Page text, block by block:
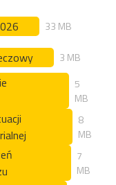
33 MB
3 MB
5
MB
8
MB
7
MB